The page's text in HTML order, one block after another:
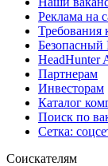
Реклама на
Безопасный
HeadHunter
Партнерам
Инвесторам
Каталог
Поиск по
Сетка:
Соискателям